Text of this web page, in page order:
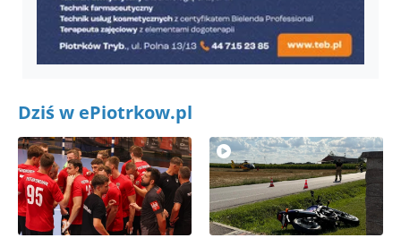
Dziś w ePiotrkow.pl